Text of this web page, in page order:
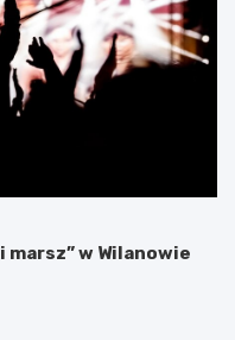
w Wilanowie